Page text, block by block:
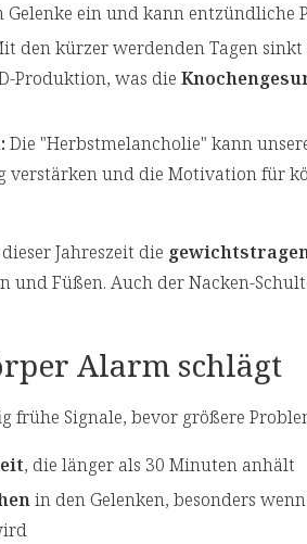
ein und kann entzündliche
den kürzer werdenden Tagen sinkt
Produktion, was die
Die "Herbstmelancholie" kann
verstärken und die Motivation für
Jahreszeit die
und Füßen. Auch der Nacken-
Alarm schlägt
frühe Signale, bevor größere
, die länger als 30 Minuten anhält
in den Gelenken, besonders